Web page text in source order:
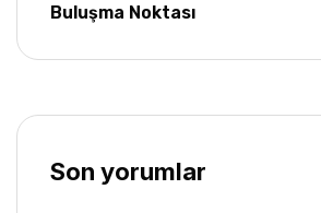
Buluşma Noktası
Son yorumlar